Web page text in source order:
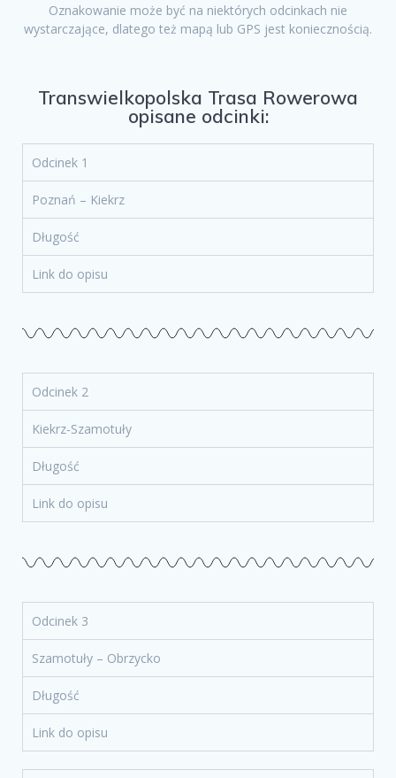
Oznakowanie może być na niektórych odcinkach nie
wystarczające, dlatego też mapą lub GPS jest koniecznością.
Transwielkopolska Trasa Rowerowa
opisane odcinki:
Odcinek 1
Poznań – Kiekrz
Długość
Link do opisu
Odcinek 2
Kiekrz-Szamotuły
Długość
Link do opisu
Odcinek 3
Szamotuły – Obrzycko
Długość
Link do opisu